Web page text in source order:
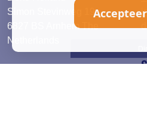
Simon Stevinweg 19
6827 BS Arnhem The
Netherlands